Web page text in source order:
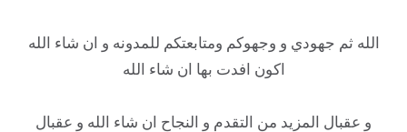
الله ثم جهودي و وجهوكم ومتابعتكم للمدونه و ان شاء الله
اكون افدت بها ان شاء الله
و عقبال المزيد من التقدم و النجاح ان شاء الله و عقبال